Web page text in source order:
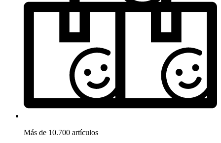
Más de 10.700 artículos